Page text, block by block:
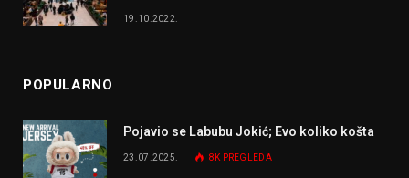
19.10.2022.
POPULARNO
Pojavio se Labubu Jokić; Evo koliko košta
23.07.2025. 8K PREGLEDA